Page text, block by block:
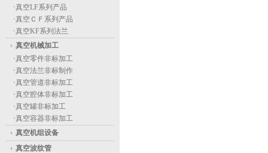
·真空LF系列产品
·真空ＣＦ系列产品
·真空KF系列法兰
真空机械加工
·真空零件非标加工
·真空法兰非标制作
·真空管道非标加工
·真空腔体非标加工
·真空罐非标加工
·真空容器非标加工
真空机组设备
真空波纹管